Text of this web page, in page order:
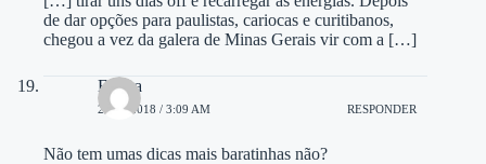
de dar opções para paulistas, cariocas e curitibanos,
chegou a vez da galera de Minas Gerais vir com a […]
Eloara
24/09/2018 / 3:09 AM RESPONDER
Não tem umas dicas mais baratinhas não?